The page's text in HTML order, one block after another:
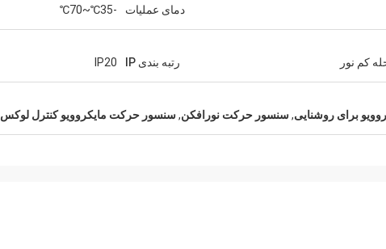
دمای عملیات -35℃~70℃
رتبه بندی IP IP20
برای روشنایی,سنسور حرکت نورافکن,سنسور حرکت مایکروویو کنترل لوکس